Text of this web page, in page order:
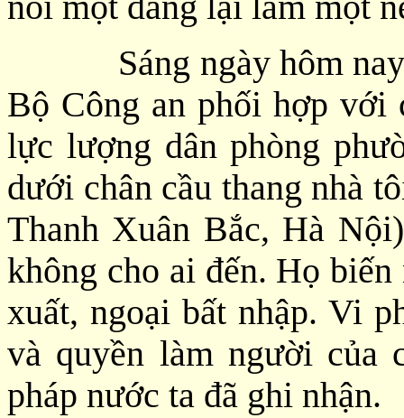
Sáng ngày hôm nay
Bộ Công an phối hợp với
lực lượng dân phòng
dưới chân cầu thang nhà
Thanh Xuân Bắc, Hà
không cho ai đến. Họ
xuất, ngoại bất nhập. Vi
và quyền làm người của
pháp nước ta đã ghi nhận.